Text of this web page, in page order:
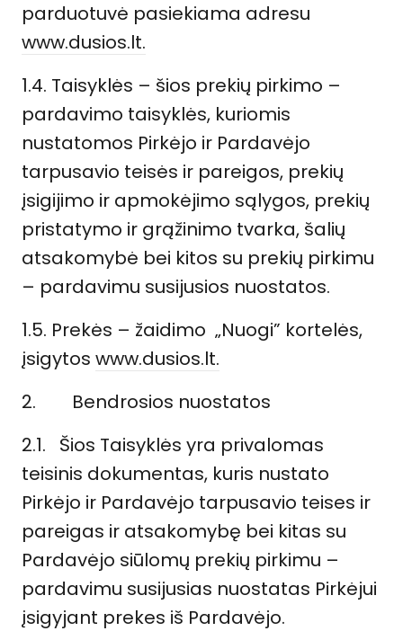
parduotuvė pasiekiama adresu
www.dusios.lt.
1.4. Taisyklės – šios prekių pirkimo –
pardavimo taisyklės, kuriomis
nustatomos Pirkėjo ir Pardavėjo
tarpusavio teisės ir pareigos, prekių
įsigijimo ir apmokėjimo sąlygos, prekių
pristatymo ir grąžinimo tvarka, šalių
atsakomybė bei kitos su prekių pirkimu
– pardavimu susijusios nuostatos.
1.5. Prekės – žaidimo „Nuogi” kortelės,
įsigytos www.dusios.lt.
2.
Bendrosios nuostatos
2.1. Šios Taisyklės yra privalomas
teisinis dokumentas, kuris nustato
Pirkėjo ir Pardavėjo tarpusavio teises ir
pareigas ir atsakomybę bei kitas su
Pardavėjo siūlomų prekių pirkimu –
pardavimu susijusias nuostatas Pirkėjui
įsigyjant prekes iš Pardavėjo.